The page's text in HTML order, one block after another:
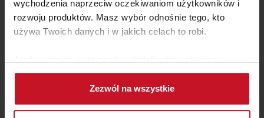
wychodzenia naprzeciw oczekiwaniom użytkowników i
rozwoju produktów. Masz wybór odnośnie tego, kto
używa Twoich danych i w jakich celach to robi.
Gromadzić dane dotyczące Twojej lokalizacji
geograficznej z dokładnością nawet do kilku metrów
Identyfikować Twoje urządzenie, aktywnie
Zezwól na wszystkie